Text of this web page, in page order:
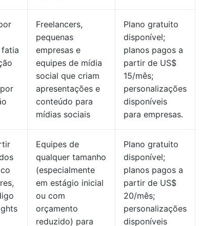
fatia
Freelancers,
pequenas
empresas e
equipes de mídia
social que criam
apresentações e
conteúdo para
mídias sociais
Plano gratuito
disponível;
planos pagos a
partir de US$
15/mês;
personalizações
disponíveis
para empresas.
Equipes de
qualquer tamanho
(especialmente
em estágio inicial
ou com
orçamento
reduzido) para
Plano gratuito
disponível;
planos pagos a
partir de US$
20/mês;
personalizações
disponíveis